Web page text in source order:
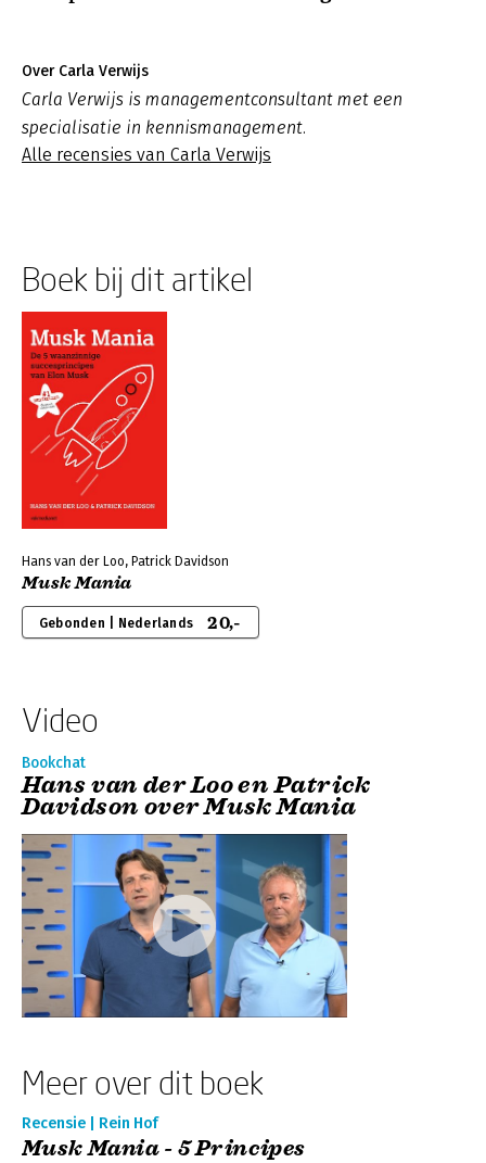
Over Carla Verwijs
Carla Verwijs is managementconsultant met een
specialisatie in kennismanagement.
Alle recensies van Carla Verwijs
Boek bij dit artikel
Hans van der Loo, Patrick Davidson
Musk Mania
Gebonden | Nederlands 20,-
Video
Bookchat
Hans van der Loo en Patrick
Davidson over Musk Mania
Meer over dit boek
Recensie | Rein Hof
Musk Mania - 5 Principes